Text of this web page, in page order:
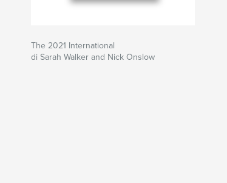
The 2021 International
di Sarah Walker and Nick Onslow